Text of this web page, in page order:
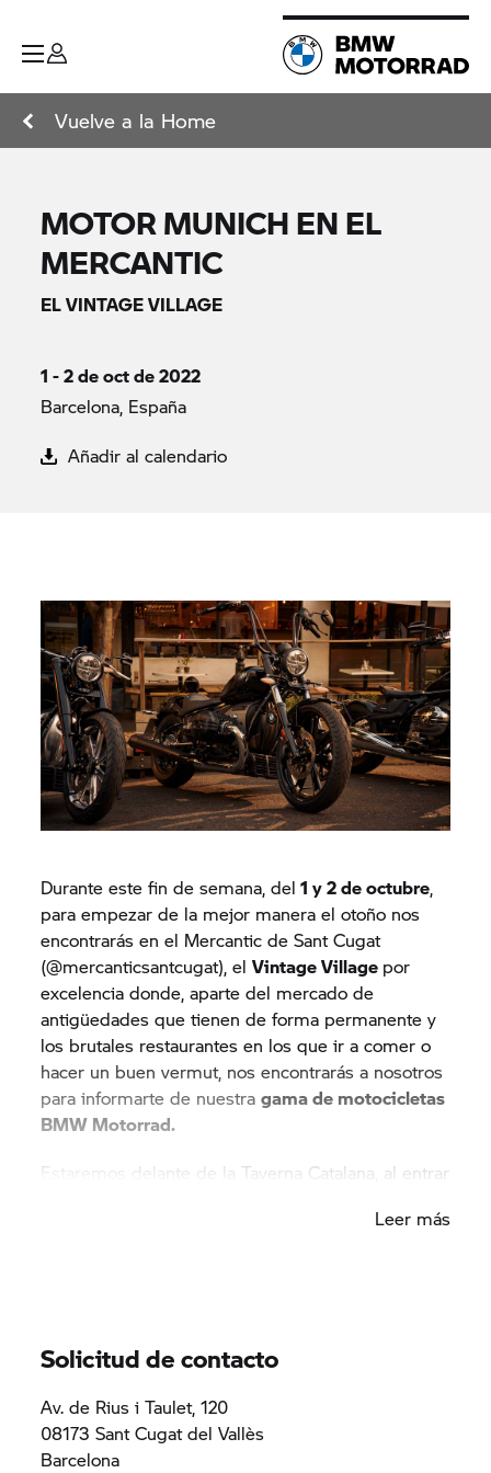
Vuelve a la Home
MOTOR MUNICH EN EL
MERCANTIC
EL VINTAGE VILLAGE
1 - 2 de oct de 2022
Barcelona, España
Añadir al calendario
Durante este fin de semana, del 1 y 2 de octubre
para empezar de la mejor manera el otoño nos
encontrarás en el Mercantic de Sant Cugat
(@mercanticsantcugat), elVintage Village por
excelencia donde, aparte del mercado de
antigüedades que tienen de forma permanente y
los brutales restaurantes en los que ir a comer o
hacer un buen vermut, nos encontrarás a nosotros
para informarte de nuestragama de motocicletas
BMW Motorrad.
Estaremos delante de la Taverna Catalana, al entrar
Leer más
Solicitud de contacto
Av. de Rius i Taulet, 120
08173 Sant Cugat del Vallès
Barcelona